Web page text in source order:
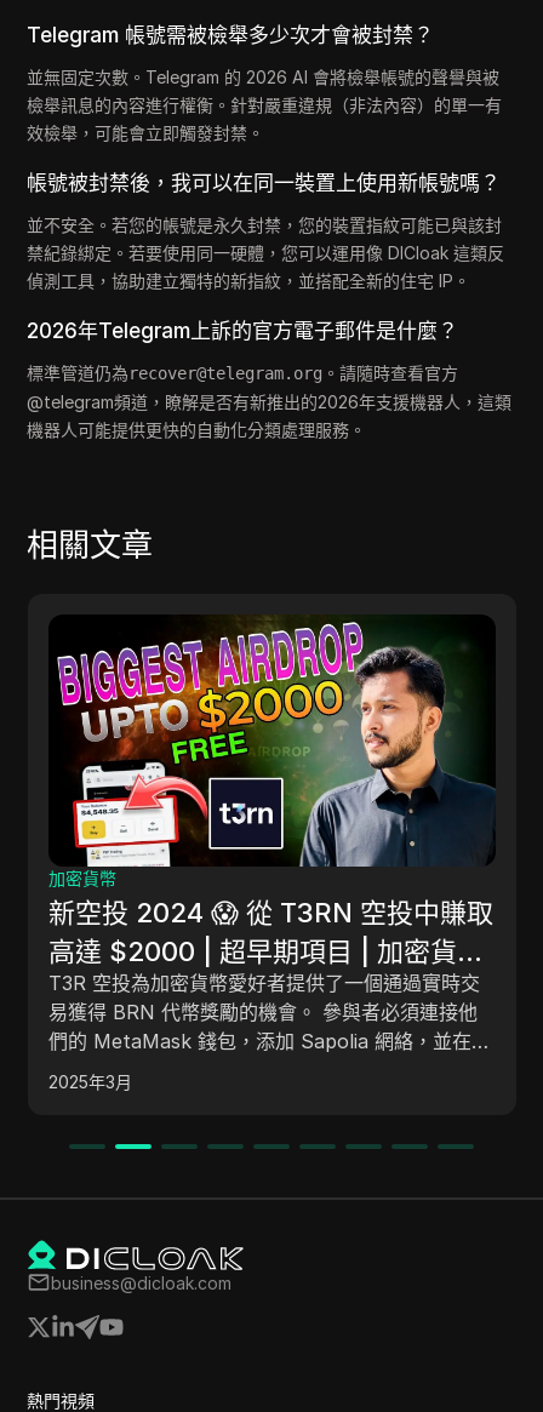
Telegram 帳號需被檢舉多少次才會被封禁？
並無固定次數。Telegram 的 2026 AI 會將檢舉帳號的聲譽與被
檢舉訊息的內容進行權衡。針對嚴重違規（非法內容）的單一有
效檢舉，可能會立即觸發封禁。
帳號被封禁後，我可以在同一裝置上使用新帳號嗎？
並不安全。若您的帳號是永久封禁，您的裝置指紋可能已與該封
禁紀錄綁定。若要使用同一硬體，您可以運用像 DICloak 這類反
偵測工具，協助建立獨特的新指紋，並搭配全新的住宅 IP。
2026年Telegram上訴的官方電子郵件是什麼？
標準管道仍為recover@telegram.org 。請隨時查看官方
@telegram頻道，瞭解是否有新推出的2026年支援機器人，這類
機器人可能提供更快的自動化分類處理服務。
相關文章
加密貨幣
新空投 2024 😱 從 T3RN 空投中賺取
高達 $2000 | 超早期項目 | 加密貨幣
🪂
T3R 空投為加密貨幣愛好者提供了一個通過實時交
易獲得 BRN 代幣獎勵的機會。 參與者必須連接他
們的 MetaMask 錢包，添加 Sapolia 網絡，並在測
試網上進行交易以累積代幣。 額外的任務可以進一
步提升獲利潛力。 該項目因其創新的獎勵系統和未
2025年3月
business@dicloak.com
熱門視頻